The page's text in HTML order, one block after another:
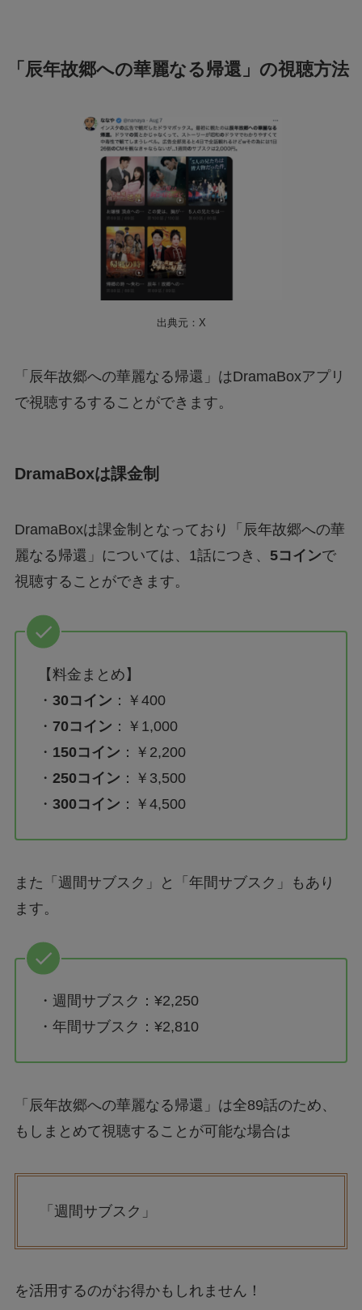
「辰年故郷への華麗なる帰還」の視聴方法
出典元：X
「辰年故郷への華麗なる帰還」はDramaBoxアプリ
で視聴するすることができます。
DramaBoxは課金制
DramaBoxは課金制となっており「辰年故郷への華
麗なる帰還」については、1話につき、 5コインで
視聴することができます。
【料金まとめ】
・ 30コイン ：￥400
・ 70コイン ：￥1,000
・ 150コイン ：￥2,200
・ 250コイン ：￥3,500
・ 300コイン ：￥4,500
また「週間サブスク」と「年間サブスク」もあり
ます。
・週間サブスク：¥2,250
・年間サブスク：¥2,810
「辰年故郷への華麗なる帰還」は全89話のため、
もしまとめて視聴することが可能な場合は
「週間サブスク」
を活用するのがお得かもしれません！